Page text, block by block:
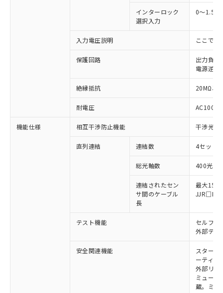
インターロック
選択入力
0～1.5V
入力電圧説明 ここでの
保護回路
出力負荷
電源逆接
絶縁抵抗 20MΩ以
耐電圧
機能仕様 相互干渉防止機能 干渉光回
直列連結 連結数 4セット
総光軸数 400光軸
連結されたセン
サ間のケーブル
長
最大15m
JJR□L）
テスト機能
セルフテ
外部テス
安全関連機能
スタート
ーティン
外部リレ
ミューテ
蔵。ミュ
以下の条件をお読みいただき、同意のうえ
本サービスは、当社制御機器事業取扱
対応済み：EU RoHS指令（10物質）の
非含有に対応した製品が提供可能な商品で
有に対応した製品に切り替える予定のある
対応予定なし：EU RoHS指令（10物質）の
非含有に非対応の商品で、対応品を出す予
非含有の対応状況を調査中または確認中の
非該当品：ライセンス料など無形物で、有
※1 中国RoHS○×表
「○」：最大均質材料含有率が中国RoHSの
基準値以下であることを示します。